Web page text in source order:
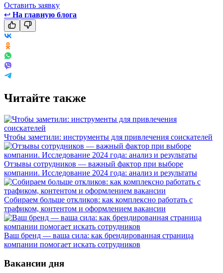
Оставить заявку
↩ На главную блога
Читайте также
Чтобы заметили: инструменты для привлечения соискателей
Отзывы сотрудников — важный фактор при выборе
компании. Исследование 2024 года: анализ и результаты
Собираем больше откликов: как комплексно работать с
трафиком, контентом и оформлением вакансии
Ваш бренд — ваша сила: как брендированная страница
компании помогает искать сотрудников
Вакансии дня